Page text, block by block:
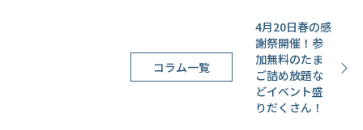
コラム一覧
4月20日春の感
謝祭開催！参
加無料のたま
ご詰め放題な
どイベント盛
りだくさん！